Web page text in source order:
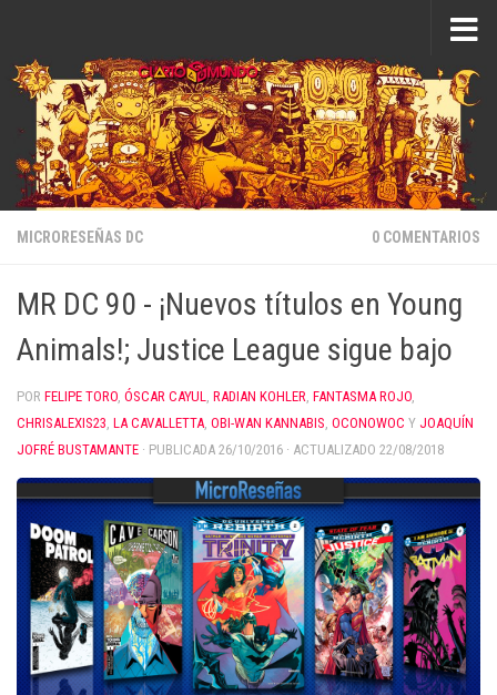
MICRORESEÑAS DC 0 COMENTARIOS
MR DC 90 - ¡Nuevos títulos en Young
Animals!; Justice League sigue bajo
POR FELIPE TORO, ÓSCAR CAYUL, RADIAN KOHLER, FANTASMA ROJO,
CHRISALEXIS23, LA CAVALLETTA, OBI-WAN KANNABIS, OCONOWOC Y JOAQUÍN
JOFRÉ BUSTAMANTE · PUBLICADA 26/10/2016 · ACTUALIZADO 22/08/2018